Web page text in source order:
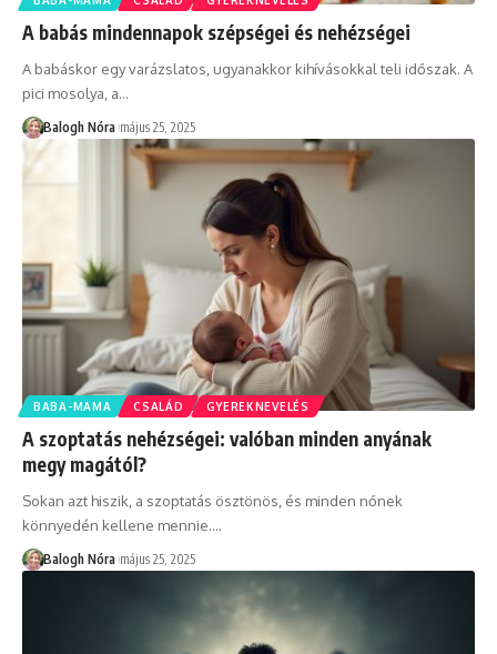
A babás mindennapok szépségei és nehézségei
A babáskor egy varázslatos, ugyanakkor kihívásokkal teli időszak. A
pici mosolya, a…
Balogh Nóra május 25, 2025
BABA-MAMA CSALÁD GYEREKNEVELÉS
A szoptatás nehézségei: valóban minden anyának
megy magától?
Sokan azt hiszik, a szoptatás ösztönös, és minden nőnek
könnyedén kellene mennie.…
Balogh Nóra május 25, 2025